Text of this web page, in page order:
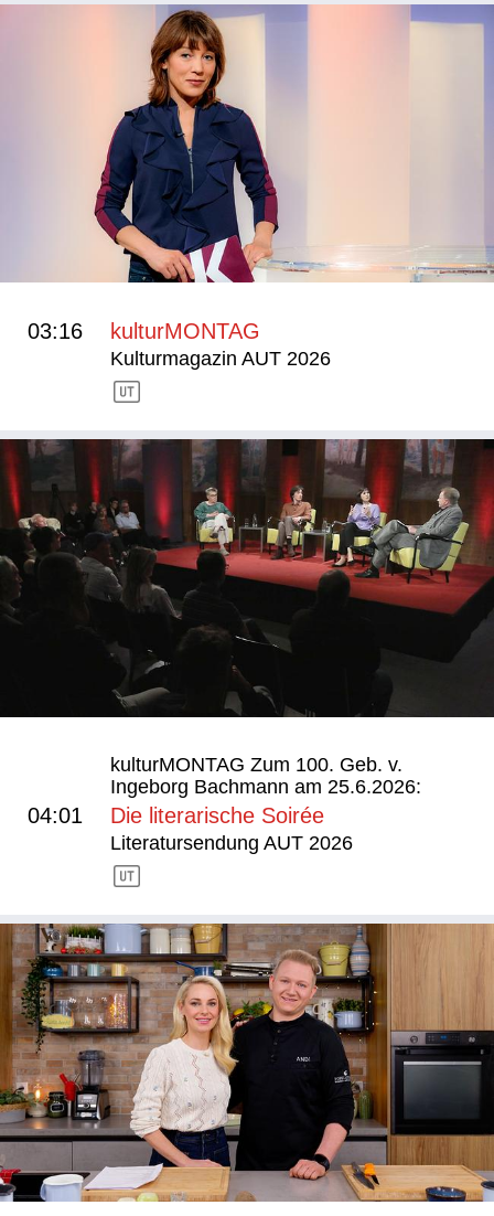
03:16 kulturMONTAG
Kulturmagazin AUT 2026
kulturMONTAG Zum 100. Geb. v.
Ingeborg Bachmann am 25.6.2026:
04:01 Die literarische Soirée
Literatursendung AUT 2026